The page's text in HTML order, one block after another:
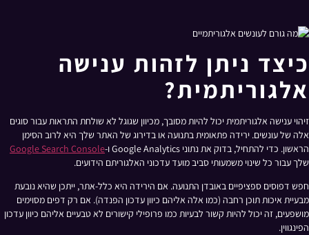
כיצד ניתן לזהות ענישה
אלגוריתמית?
זיהוי ענישה אלגוריתמית יכול להיות מסובך, מכיוון שגוגל לא שולחת התראות עבור סוגים
אלה של עונשים. ירידה פתאומית בתנועה או בדירוג של האתר שלך היא לרוב הסימן
הראשון. כדי להתחיל, בדוק את נתוני Google Analytics ו-
Google Search Console
שלך עבור כל שינוי משמעותי סביב מועד עדכוני האלגוריתם הידועים.
חפש דפוסים ספציפיים באובדן התנועה. אם הירידה היא כלל-אתר, ייתכן שהיא נובעת
מבעיית איכות תוכן רחבה (כמו אלה אליהם כיוון עדכון הפנדה). אם רק דפים מסוימים
מושפעים, זה יכול להיות קשור לבעיות כמו פרופילי קישורים לא טבעיים אליהם כיוון עדכון
הפינגווין.